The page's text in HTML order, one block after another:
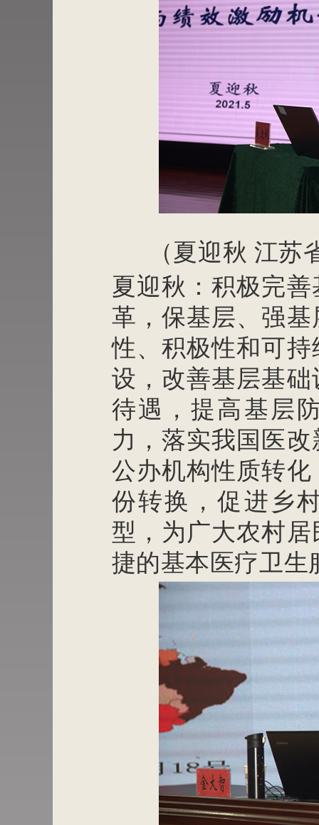
（夏迎秋 江苏
夏迎秋：积极完
革，保基层、强
性、积极性和可
设，改善基层基
待遇，提高基层
力，落实我国医
公办机构性质转
份转换，促进乡
型，为广大农村
捷的基本医疗卫生